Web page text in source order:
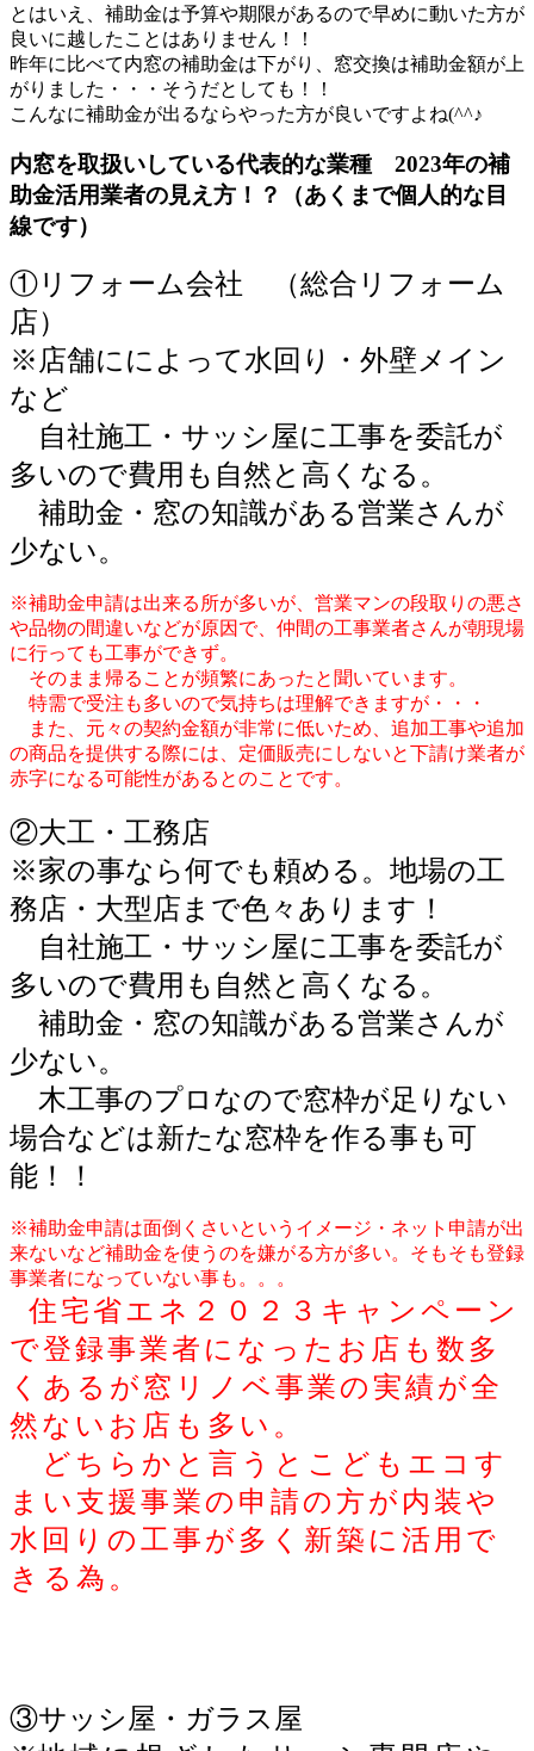
とはいえ、補助金は予算や期限があるので早めに動いた方が
良いに越したことはありません！！
昨年に比べて内窓の補助金は下がり、窓交換は補助金額が上
がりました・・・そうだとしても！！
こんなに補助金が出るならやった方が良いですよね(^^♪
内窓を取扱いしている代表的な業種 2023年の補
助金活用業者の見え方！？（あくまで個人的な目
線です）
①リフォーム会社 （総合リフォーム
店）
※店舗にによって水回り・外壁メイン
など
自社施工・サッシ屋に工事を委託が
多いので費用も自然と高くなる。
補助金・窓の知識がある営業さんが
少ない。
※補助金申請は出来る所が多いが、営業マンの段取りの悪さ
や品物の間違いなどが原因で、仲間の工事業者さんが朝現場
に行っても工事ができず。
そのまま帰ることが頻繁にあったと聞いています。
特需で受注も多いので気持ちは理解できますが・・・
また、元々の契約金額が非常に低いため、追加工事や追加
の商品を提供する際には、定価販売にしないと下請け業者が
赤字になる可能性があるとのことです。
②大工・工務店
※家の事なら何でも頼める。地場の工
務店・大型店まで色々あります！
自社施工・サッシ屋に工事を委託が
多いので費用も自然と高くなる。
補助金・窓の知識がある営業さんが
少ない。
木工事のプロなので窓枠が足りない
場合などは新たな窓枠を作る事も可
能！！
※補助金申請は面倒くさいというイメージ・ネット申請が出
来ないなど補助金を使うのを嫌がる方が多い。そもそも登録
事業者になっていない事も。。。
住宅省エネ２０２３キャンペーン
で登録事業者になったお店も数多
くあるが窓リノベ事業の実績が全
然ないお店も多い。
どちらかと言うとこどもエコす
まい支援事業の申請の方が内装や
水回りの工事が多く新築に活用で
きる為。
③サッシ屋・ガラス屋